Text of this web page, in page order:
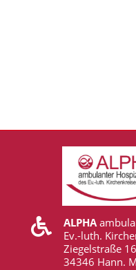
 ALPHA
Ev.-luth.
Ziegelstraße 16
34346 Hann.